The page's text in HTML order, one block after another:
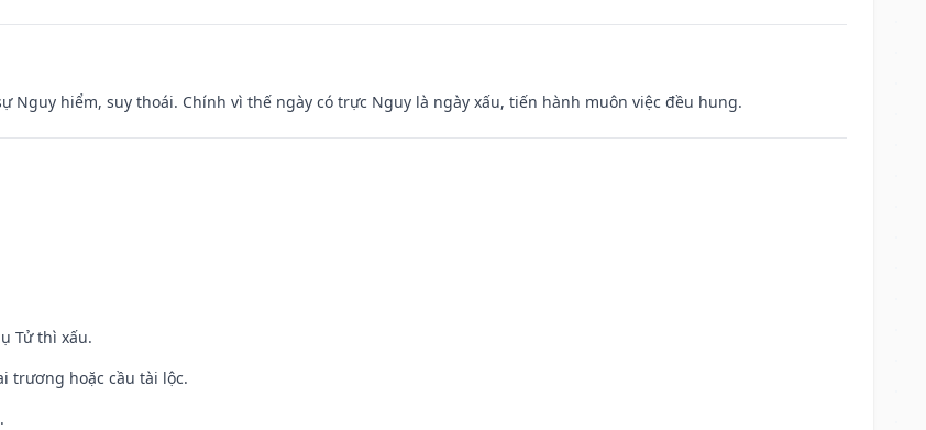
Nguy hiểm, suy thoái. Chính vì thế ngày có trực Nguy là ngày xấu, tiến hành muôn việc đều hung.
Tử thì xấu.
trương hoặc cầu tài lộc.